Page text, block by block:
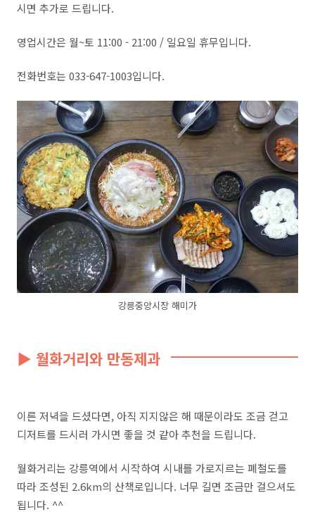
시면 추가로 드립니다.
영업시간은 월~토 11:00 - 21:00 / 일요일 휴무입니다.
전화번호는 033-647-1003입니다.
강릉중앙시장 해미가
▶ 월화거리와 만동제과
이른 저녁을 드셨다면, 아직 지지않은 해 때문이라도 조금 걷고
디저트를 드시러 가시면 좋을 것 같아 추천을 드립니다.
월화거리는 강릉역에서 시작하여 시내를 가로지르는 폐철도를
따라 조성된 2.6km의 산책로입니다. 너무 길면 조금만 걸으셔도
됩니다. ^^